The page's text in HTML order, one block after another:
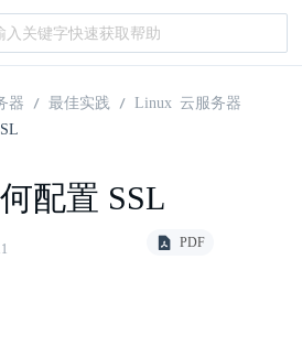
器 最佳实践
Linux 云服务器
配置 SSL
PDF